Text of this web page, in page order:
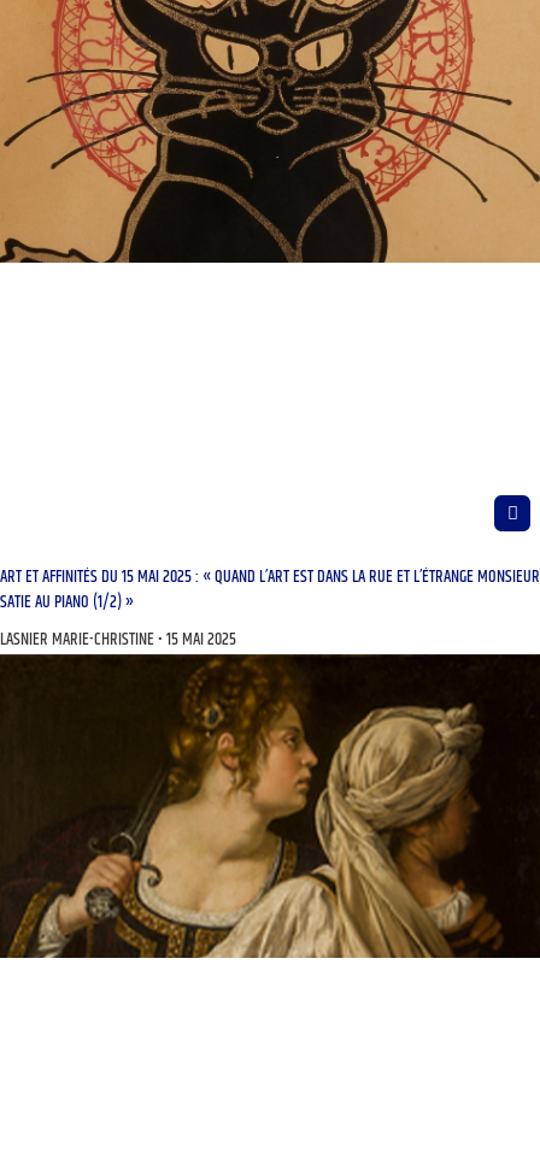
ART ET AFFINITÉS DU 15 MAI 2025 : « QUAND L’ART EST DANS LA RUE ET L’ÉTRANGE MONSIEUR
SATIE AU PIANO (1/2) »
LASNIER MARIE-CHRISTINE 15 MAI 2025